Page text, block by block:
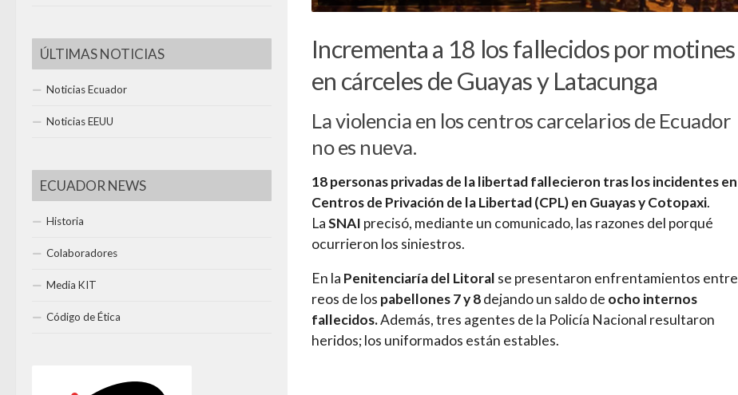
Incrementa a 18 los fallecidos por motines
en cárceles de Guayas y Latacunga
La violencia en los centros carcelarios de Ecuador
no es nueva.
18 personas privadas de la libertad fallecieron tras los incidentes en
Centros de Privación de la Libertad (CPL) en Guayas y Cotopaxi.
LaSNAI precisó, mediante un comunicado, las razones del porqué
ocurrieron los siniestros.
En la Penitenciaría del Litoral se presentaron enfrentamientos entre
reos de los pabellones 7 y 8dejando un saldo de ocho internos
fallecidos.Además, tres agentes de la Policía Nacional resultaron
heridos; los uniformados están estables.
ÚLTIMAS NOTICIAS
Noticias Ecuador
Noticias EEUU
ECUADOR NEWS
Historia
Colaboradores
Media KIT
Código de Ética